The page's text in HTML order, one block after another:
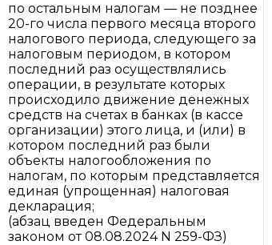
по остальным налогам — не позднее
20-го числа первого месяца второго
налогового периода, следующего за
налоговым периодом, в котором
последний раз осуществлялись
операции, в результате которых
происходило движение денежных
средств на счетах в банках (в кассе
организации) этого лица, и (или) в
котором последний раз были
объекты налогообложения по
налогам, по которым представляется
единая (упрощенная) налоговая
декларация;
(абзац введен Федеральным
законом от 08.08.2024 N 259-ФЗ)